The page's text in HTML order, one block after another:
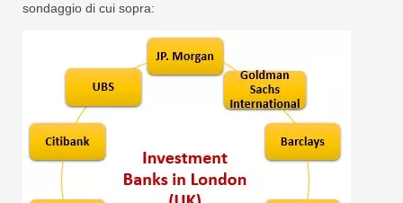
sondaggio di cui sopra: